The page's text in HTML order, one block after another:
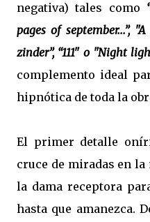
negativa) tales como
pages of september...”,
zinder”, “111" o "Night
complemento ideal
hipnótica de toda la
El primer detalle
cruce de miradas en
la dama receptora
hasta que amanezca.